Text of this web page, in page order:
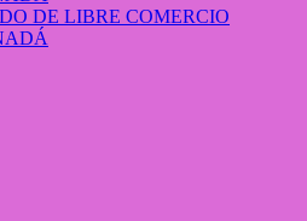
DE LIBRE COMERCIO